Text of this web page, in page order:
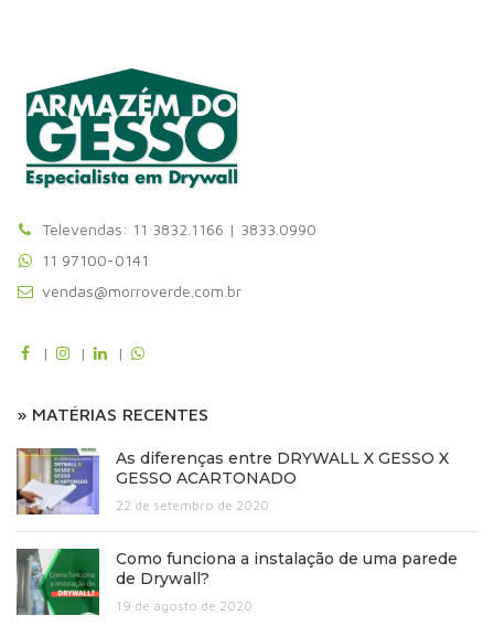
Televendas: 11 3832.1166 | 3833.0990
11 97100-0141
vendas@morroverde.com.br
| | |
» MATÉRIAS RECENTES
As diferenças entre DRYWALL X GESSO X
GESSO ACARTONADO
22 de setembro de 2020
Como funciona a instalação de uma parede
de Drywall?
19 de agosto de 2020